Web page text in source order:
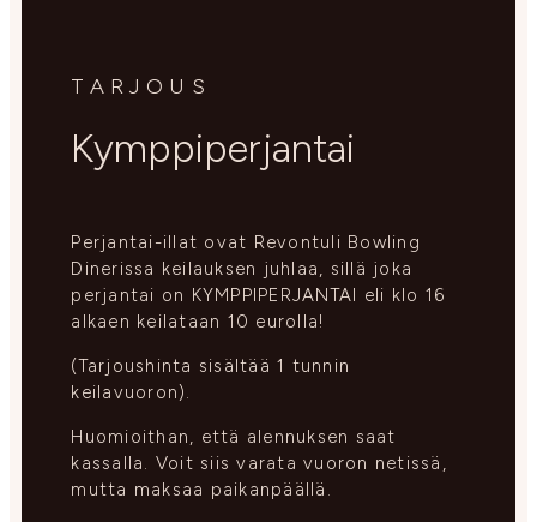
TARJOUS
Kymppiperjantai
Perjantai-illat ovat Revontuli Bowling
Dinerissa keilauksen juhlaa, sillä joka
perjantai on KYMPPIPERJANTAI eli klo 16
alkaen keilataan 10 eurolla!
(Tarjoushinta sisältää 1 tunnin
keilavuoron).
Huomioithan, että alennuksen saat
kassalla. Voit siis varata vuoron netissä,
mutta maksaa paikanpäällä.